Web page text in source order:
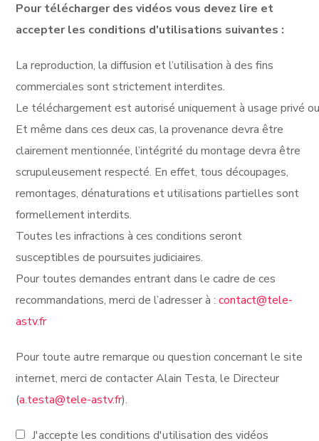
Pour télécharger des vidéos vous devez lire et
accepter les conditions d'utilisations suivantes :
La reproduction, la diffusion et l’utilisation à des fins
commerciales sont strictement interdites.
Le téléchargement est autorisé uniquement à usage privé
Et même dans ces deux cas, la provenance devra être
clairement mentionnée, l’intégrité du montage devra être
scrupuleusement respecté. En effet, tous découpages,
remontages, dénaturations et utilisations partielles sont
formellement interdits.
Toutes les infractions à ces conditions seront
susceptibles de poursuites judiciaires.
Pour toutes demandes entrant dans le cadre de ces
recommandations, merci de l’adresser à :contact@tele-
astv.fr
Pour toute autre remarque ou question concernant le site
internet, merci de contacter Alain Testa, le Directeur
(a.testa@tele-astv.fr).
J'accepte les conditions d'utilisation des vidéos